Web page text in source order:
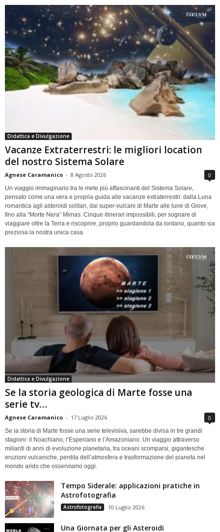
Didattica e Divulgazione
Vacanze Extraterrestri: le migliori location
del nostro Sistema Solare
Agnese Caramanico - 8 Agosto 2026 0
Un viaggio immaginario tra le mete più affascinanti del Sistema Solare,
pensato come una vera e propria guida alle vacanze extraterrestri: dalla Luna
romantica agli asteroidi solitari, dai super-vulcani di Marte alle lune di Giove,
fino alla “Morte Nera” Mimas. Cinque itinerari impossibili, per sognare di
viaggiare oltre la Terra e riscoprire, proprio guardandola da lontano, quanto sia
preziosa la nostra unica casa
Didattica e Divulgazione
Se la storia geologica di Marte fosse una
serie tv…
Agnese Caramanico - 17 Luglio 2026 0
Se la storia di Marte fosse una serie televisiva, sarebbe divisa in tre grandi
stagioni: il Noachiano, l’Esperiano e l’Amazoniano. Un viaggio attraverso
miliardi di anni di evoluzione planetaria, tra oceani scomparsi, gigantesche
eruzioni vulcaniche, perdita dell’atmosfera e trasformazione del pianeta nel
mondo arido che osserviamo oggi.
Tempo Siderale: applicazioni pratiche in
Astrofotografia
Astrofotografia 10 Luglio 2026
Una Giornata per gli Asteroidi